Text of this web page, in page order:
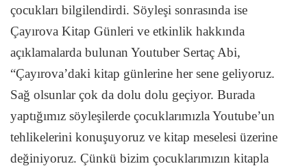
çocukları bilgilendirdi. Söyleşi sonrasında ise
Çayırova Kitap Günleri ve etkinlik hakkında
açıklamalarda bulunan Youtuber Sertaç Abi,
“Çayırova’daki kitap günlerine her sene geliyoruz.
Sağ olsunlar çok da dolu dolu geçiyor. Burada
yaptığımız söyleşilerde çocuklarımızla Youtube’un
tehlikelerini konuşuyoruz ve kitap meselesi üzerine
değiniyoruz. Çünkü bizim çocuklarımızın kitapla